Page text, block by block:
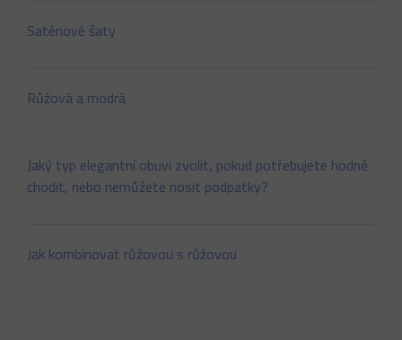
Saténové šaty
Růžová a modrá
Jaký typ elegantní obuvi zvolit, pokud potřebujete hodně
chodit, nebo nemůžete nosit podpatky?
Jak kombinovat růžovou s růžovou